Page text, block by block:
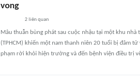
vong
2 liên quan
Mâu thuẫn bùng phát sau cuộc nhậu tại một khu
(TPHCM) khiến một nam thanh niên 20 tuổi bị đâm
phạm rời khỏi hiện trường và đến bệnh viện điều trị